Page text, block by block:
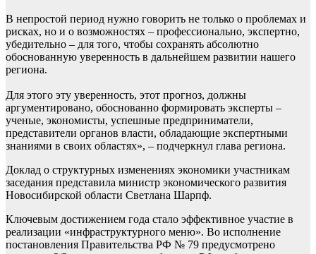
В непростой период нужно говорить не только о проблемах и
рисках, но и о возможностях – профессионально, экспертно,
убедительно – для того, чтобы сохранять абсолютно
обоснованную уверенность в дальнейшем развитии нашего
региона.
Для этого эту уверенность, этот прогноз, должны
аргументировано, обоснованно формировать эксперты –
ученые, экономисты, успешные предприниматели,
представители органов власти, обладающие экспертными
знаниями в своих областях», – подчеркнул глава региона.
Доклад о структурных изменениях экономики участникам
заседания представила министр экономического развития
Новосибирской области Светлана Шарпф.
Ключевым достижением года стало эффективное участие в
реализации «инфраструктурного меню». Во исполнение
постановления Правительства РФ № 79 предусмотрено